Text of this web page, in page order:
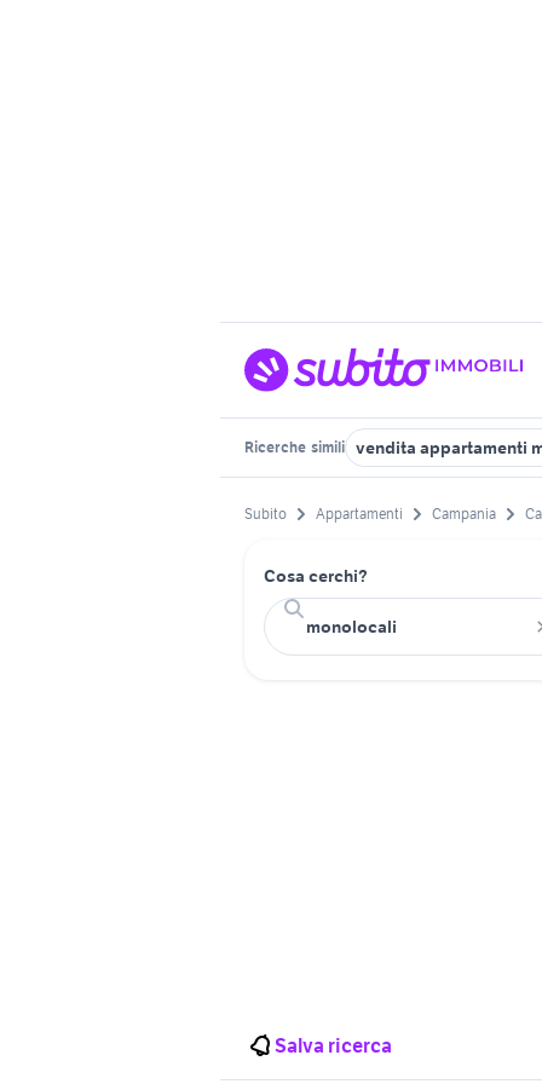
Ricerche simili vendita appartamenti
Subito Appartamenti Campania
Cosa cerchi?
Salva ricerca